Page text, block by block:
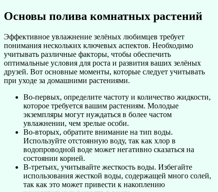
Основы полива комнатных растений
Эффективное увлажнение зелёных любимцев требует
понимания нескольких ключевых аспектов. Необходимо
учитывать различные факторы, чтобы обеспечить
оптимальные условия для роста и развития ваших зелёных
друзей. Вот основные моменты, которые следует учитывать
при уходе за домашними растениями.
Во-первых, определите частоту и количество жидкости,
которое требуется вашим растениям. Молодые
экземпляры могут нуждаться в более частом
увлажнении, чем зрелые особи.
Во-вторых, обратите внимание на тип воды.
Используйте отстоянную воду, так как хлор в
водопроводной воде может негативно сказаться на
состоянии корней.
В-третьих, учитывайте жесткость воды. Избегайте
использования жесткой воды, содержащей много солей,
так как это может привести к накоплению